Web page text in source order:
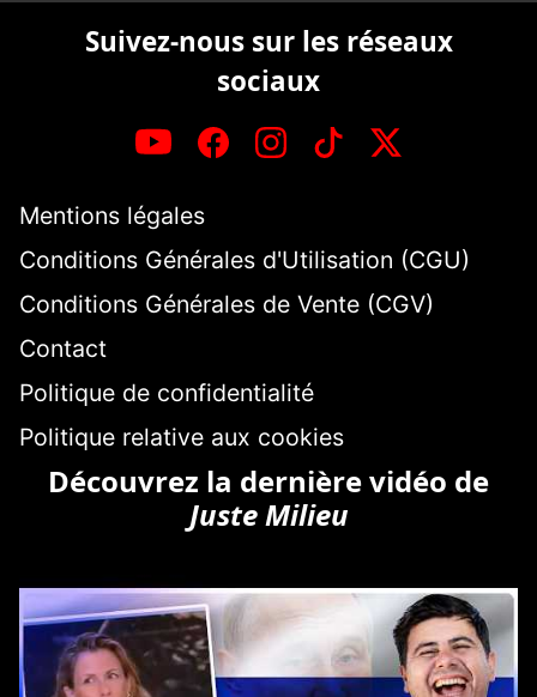
Suivez-nous sur les réseaux
sociaux
Mentions légales
Conditions Générales d'Utilisation (CGU)
Conditions Générales de Vente (CGV)
Contact
Politique de confidentialité
Politique relative aux cookies
Découvrez la dernière vidéo de
Juste Milieu